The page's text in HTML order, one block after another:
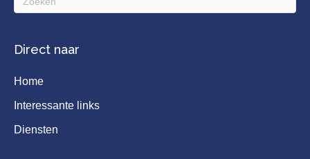
Direct naar
Home
Interessante links
Diensten